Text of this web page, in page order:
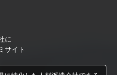
に
サイト